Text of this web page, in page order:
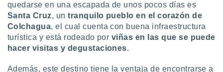
quedarse en una escapada de unos pocos días es
Santa Cruz, untranquilo pueblo en el corazón de
Colchagua, el cual cuenta con buena infraestructura
turística y está rodeado por viñas en las que se puede
hacer visitas y degustaciones.
Además, este destino tiene la ventaja de encontrarse a